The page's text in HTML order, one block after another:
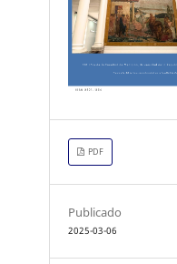
PDF
Publicado
2025-03-06